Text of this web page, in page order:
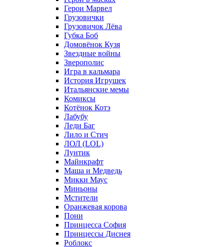
Герои Марвел
Грузовички
Грузовичок Лёва
Губка Боб
Домовёнок Кузя
Звездные войны
Зверополис
Игра в кальмара
История Игрушек
Итальянские мемы
Комиксы
Котёнок Котэ
Лабубу
Леди Баг
Лило и Стич
ЛОЛ (LOL)
Лунтик
Майнкрафт
Маша и Медведь
Микки Маус
Миньоны
Мстители
Оранжевая корова
Пони
Принцесса София
Принцессы Диснея
Роблокс